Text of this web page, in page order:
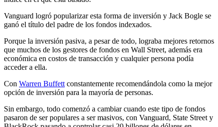
Vanguard logró popularizar esta forma de inversión y Jack Bogle se
ganó el título del padre de los fondos indexados.
Porque la inversión pasiva, a pesar de todo, lograba mejores retornos
que muchos de los gestores de fondos en Wall Street, además era
económica en costos de transacción y cualquier persona podía
acceder a ella.
Con Warren Buffettconstantemente recomendándola como la mejor
opción de inversión para la mayoría de personas.
Sin embargo, todo comenzó a cambiar cuando este tipo de fondos
pasaron de ser populares a ser masivos, con Vanguard, State Street y